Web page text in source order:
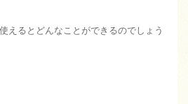
えるとどんなことができるのでしょう